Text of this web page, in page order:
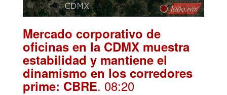
Mercado corporativo de
oficinas en la CDMX muestra
estabilidad y mantiene el
dinamismo en los corredores
prime: CBRE. 08:20